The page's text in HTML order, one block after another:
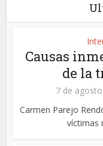
Causas
de la
7 de
Carmen Parejo
víctimas